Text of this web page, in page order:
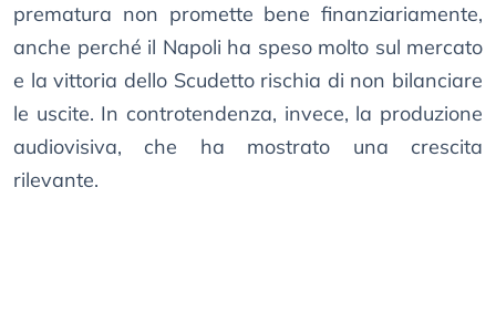
prematura non promette bene finanziariamente,
anche perché il Napoli ha speso molto sul mercato
e la vittoria dello Scudetto rischia di non bilanciare
le uscite. In controtendenza, invece, la produzione
audiovisiva, che ha mostrato una crescita
rilevante.